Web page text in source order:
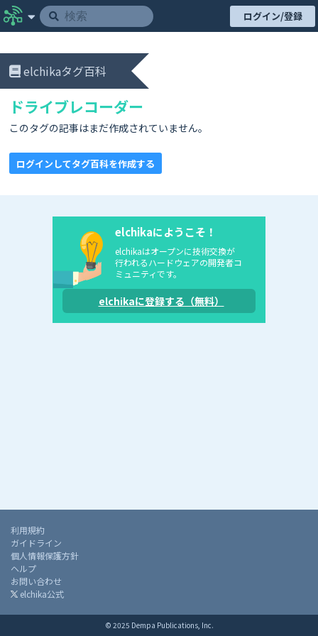
ログイン/登録
elchikaタグ百科
ドライブレコーダー
このタグの記事はまだ作成されていません。
ログインしてタグ百科を作成する
elchikaにようこそ！
elchikaはオープンに技術交換が
行われるハードウェアの開発者コ
ミュニティです。
elchikaに登録する（無料）
利用規約
ガイドライン
個人情報保護方針
ヘルプ
お問い合わせ
elchika公式
© 2025 Dempa Publications, Inc.